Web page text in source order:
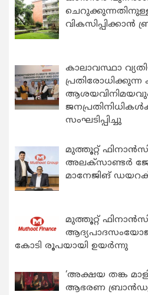
വികസിപ്പിക്കാന്‍
കാലാവസ്ഥാ
പ്രതിരോധിക്കുന്ന
ആശയവിനിമയവും:
സംഘടിപ്പിച്ചു
മുത്തൂറ്റ്
അലക്സാണ്ടർ
മാനേജിങ്
മുത്തൂറ്റ്
കോടി രൂപയായി ഉയർന്നു
‘അക്ഷയ തങ്ക
ആഭരണ